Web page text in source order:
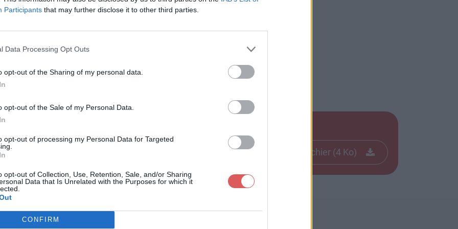
Participants that may further disclose it to other third parties.
Data Processing Opt Outs
opt-out of the Sharing of my personal data.
opt-out of the Sale of my Personal Data.
opt-out of processing my Personal Data for Targeted
opt-out of Collection, Use, Retention, Sale, and/or Sharing
Data that Is Unrelated with the Purposes for which it
CONFIRM
youtube 01.rtf
Télécharger le fichier (4 Ko)